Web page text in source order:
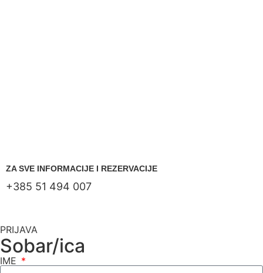
ZA SVE INFORMACIJE I REZERVACIJE
+385 51 494 007
PRIJAVA
Sobar/ica
IME